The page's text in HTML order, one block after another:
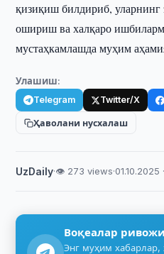
қизиқиш билдириб, уларнинг
ошириш ва халқаро
мустаҳкамлашда муҳим
Улашиш:
Telegram Twitter/X
Ҳаволани нусхалаш
UzDaily·👁 273 views·01.10.2025
Воқеалар
Энг муҳим хабарлар,